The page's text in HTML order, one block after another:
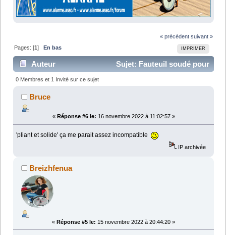
« précédent suivant »
IMPRIMER
Pages: [1] En bas
Auteur
Sujet: Fauteuil soudé pour
Tétra (Lu 11287 fois)
0 Membres et 1 Invité sur ce sujet
Bruce
« Réponse #6 le: 16 novembre 2022 à 11:02:57 »
'pliant et solide' ça me parait assez incompatible
IP archivée
Breizhfenua
« Réponse #5 le: 15 novembre 2022 à 20:44:20 »